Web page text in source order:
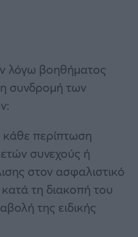
λόγω βοηθήματος
η συνδρομή των
περίπτωση
συνεχούς ή
στον ασφαλιστικό
τη διακοπή του
της ειδικής